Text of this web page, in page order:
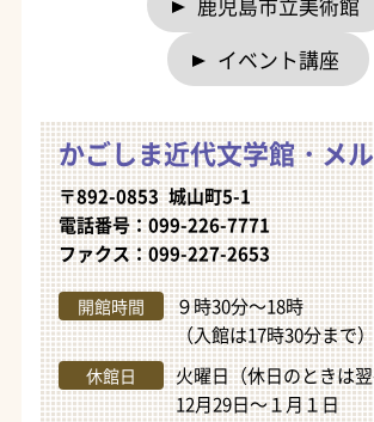
イベント講座
かごしま近代文学館・メ
〒892-0853 城山町5-1
電話番号：099-226-7771
ファクス：099-227-2653
開館時間
９時30分～18時
（入館は17時30分まで
休館日
火曜日（休日のときは
12月29日～１月１日